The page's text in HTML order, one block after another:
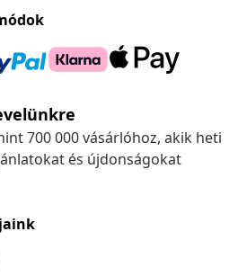
700 000 vásárlóhoz, akik heti
és újdonságokat